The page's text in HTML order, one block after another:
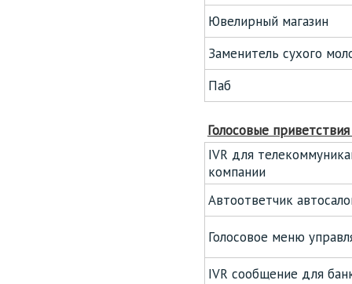
Ювелирный магазин
Заменитель сухого
Паб
Голосовые
IVR для
компании
Автоответчик
Голосовое меню
IVR сообщение для